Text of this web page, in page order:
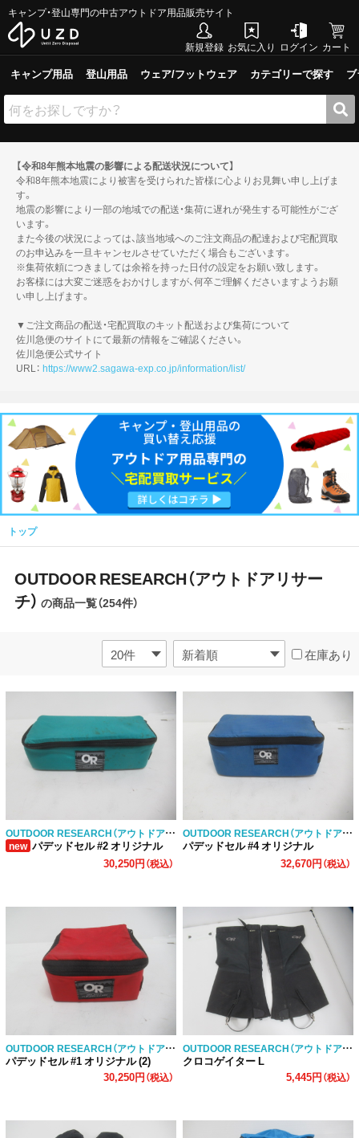
キャンプ・登山専門の中古アウトドア用品販売サイト
新規登録 お気に入り ログイン カート
キャンプ用品 登山用品 ウェア/フットウェア カテゴリーで探す
【令和8年熊本地震の影響による配送状況について】
令和8年熊本地震により被害を受けられた皆様に心よりお見舞い申し上げま
す。
地震の影響により一部の地域での配送・集荷に遅れが発生する可能性がござ
います。
また今後の状況によっては、該当地域へのご注文商品の配達および宅配買取
のお申込みを一旦キャンセルさせていただく場合もございます。
※集荷依頼につきましては余裕を持った日付の設定をお願い致します。
お客様には大変ご迷惑をおかけしますが、何卒ご理解くださいますようお願
い申し上げます。
▼ご注文商品の配送・宅配買取のキット配送および集荷について
佐川急便のサイトにて最新の情報をご確認ください。
佐川急便公式サイト
URL： https://www2.sagawa-exp.co.jp/information/list/
トップ
OUTDOOR RESEARCH（アウトドアリサー
チ） の商品一覧（254件）
在庫あり
OUTDOOR RESEARCH（アウトドアリサーチ）
new パデッドセル #2 オリジナル
30,250円（税込）
OUTDOOR RESEARCH（アウトドアリサーチ）
パデッドセル #4 オリジナル
32,670円（税込）
OUTDOOR RESEARCH（アウトドアリサーチ）
パデッドセル #1 オリジナル (2)
30,250円（税込）
OUTDOOR RESEARCH（アウトドアリサーチ）
クロコゲイター L
5,445円（税込）